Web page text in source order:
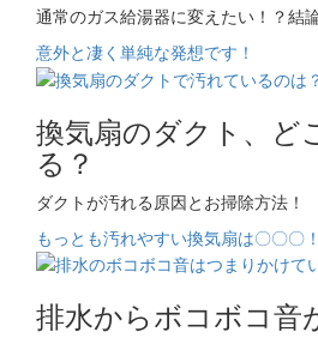
通常のガス給湯器に変えたい！？結
意外と凄く単純な発想です！
換気扇のダクト、ど
る？
ダクトが汚れる原因とお掃除方法！
もっとも汚れやすい換気扇は〇〇〇！
排水からボコボコ音